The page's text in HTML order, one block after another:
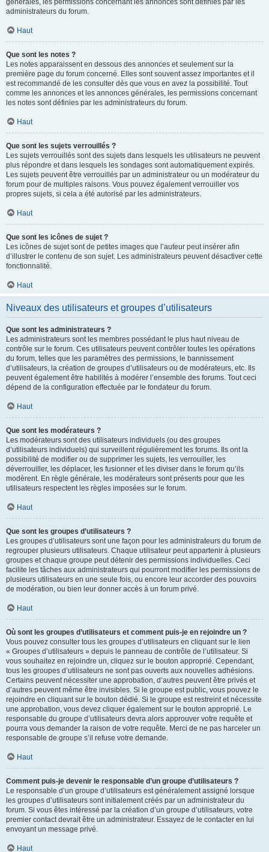
générales, les permissions concernant les annonces sont définies par les
administrateurs du forum.
Haut
Que sont les notes ?
Les notes apparaissent en dessous des annonces et seulement sur la
première page du forum concerné. Elles sont souvent assez importantes et il
est recommandé de les consulter dès que vous en avez la possibilité. Tout
comme les annonces et les annonces générales, les permissions concernant
les notes sont définies par les administrateurs du forum.
Haut
Que sont les sujets verrouillés ?
Les sujets verrouillés sont des sujets dans lesquels les utilisateurs ne peuvent
plus répondre et dans lesquels les sondages sont automatiquement expirés.
Les sujets peuvent être verrouillés par un administrateur ou un modérateur du
forum pour de multiples raisons. Vous pouvez également verrouiller vos
propres sujets, si cela a été autorisé par les administrateurs.
Haut
Que sont les icônes de sujet ?
Les icônes de sujet sont de petites images que l’auteur peut insérer afin
d’illustrer le contenu de son sujet. Les administrateurs peuvent désactiver cette
fonctionnalité.
Haut
Niveaux des utilisateurs et groupes d’utilisateurs
Que sont les administrateurs ?
Les administrateurs sont les membres possédant le plus haut niveau de
contrôle sur le forum. Ces utilisateurs peuvent contrôler toutes les opérations
du forum, telles que les paramètres des permissions, le bannissement
d’utilisateurs, la création de groupes d’utilisateurs ou de modérateurs, etc. Ils
peuvent également être habilités à modérer l’ensemble des forums. Tout ceci
dépend de la configuration effectuée par le fondateur du forum.
Haut
Que sont les modérateurs ?
Les modérateurs sont des utilisateurs individuels (ou des groupes
d’utilisateurs individuels) qui surveillent régulièrement les forums. Ils ont la
possibilité de modifier ou de supprimer les sujets, les verrouiller, les
déverrouiller, les déplacer, les fusionner et les diviser dans le forum qu’ils
modèrent. En règle générale, les modérateurs sont présents pour que les
utilisateurs respectent les règles imposées sur le forum.
Haut
Que sont les groupes d’utilisateurs ?
Les groupes d’utilisateurs sont une façon pour les administrateurs du forum de
regrouper plusieurs utilisateurs. Chaque utilisateur peut appartenir à plusieurs
groupes et chaque groupe peut détenir des permissions individuelles. Ceci
facilite les tâches aux administrateurs qui pourront modifier les permissions de
plusieurs utilisateurs en une seule fois, ou encore leur accorder des pouvoirs
de modération, ou bien leur donner accès à un forum privé.
Haut
Où sont les groupes d’utilisateurs et comment puis-je en rejoindre un ?
Vous pouvez consulter tous les groupes d’utilisateurs en cliquant sur le lien
« Groupes d’utilisateurs » depuis le panneau de contrôle de l’utilisateur. Si
vous souhaitez en rejoindre un, cliquez sur le bouton approprié. Cependant,
tous les groupes d’utilisateurs ne sont pas ouverts aux nouvelles adhésions.
Certains peuvent nécessiter une approbation, d’autres peuvent être privés et
d’autres peuvent même être invisibles. Si le groupe est public, vous pouvez le
rejoindre en cliquant sur le bouton dédié. Si le groupe est restreint et nécessite
une approbation, vous devez cliquer également sur le bouton approprié. Le
responsable du groupe d’utilisateurs devra alors approuver votre requête et
pourra vous demander la raison de votre requête. Merci de ne pas harceler un
responsable de groupe s’il refuse votre demande.
Haut
Comment puis-je devenir le responsable d’un groupe d’utilisateurs ?
Le responsable d’un groupe d’utilisateurs est généralement assigné lorsque
les groupes d’utilisateurs sont initialement créés par un administrateur du
forum. Si vous êtes intéressé par la création d’un groupe d’utilisateurs, votre
premier contact devrait être un administrateur. Essayez de le contacter en lui
envoyant un message privé.
Haut